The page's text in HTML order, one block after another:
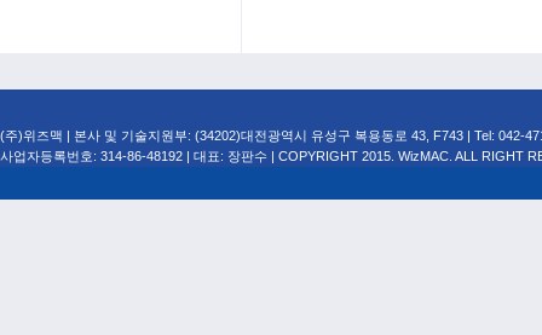
(주)위즈맥 | 본사 및 기술지원부: (34202)대전광역시 유성구 복용동로 43, F743 | Tel: 042-
사업자등록번호: 314-86-48192 | 대표: 장판수 | COPYRIGHT 2015. WizMAC. ALL RIGHT